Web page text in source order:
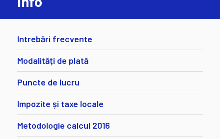
Intrebări frecvente
Modalități de plată
Puncte de lucru
Impozite și taxe locale
Metodologie calcul 2016